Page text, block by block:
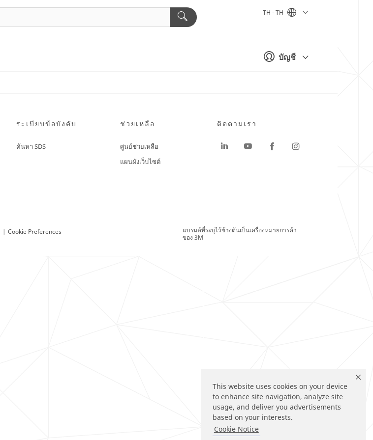
This website uses cookies on your device
to enhance site navigation, analyze site
usage, and deliver you advertisements
based on your interests.
Cookie Notice
บัญชี
TH - TH
ระเบียบข้อบังคับ
ค้นหา SDS
ช่วยเหลือ
ศูนย์ช่วยเหลือ
แผนผังเว็บไซต์
| Cookie Preferences
ติดตามเรา
แบรนด์ที่ระบุไว้ข้างต้นเป็นเครื่องหมายการค้า
ของ 3M